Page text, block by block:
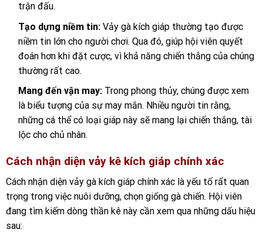
trận đấu.
Tạo dựng niềm tin:Vảy gà kích giáp thường tạo được
niềm tin lớn cho người chơi. Qua đó, giúp hội viên quyết
đoán hơn khi đặt cược, vì khả năng chiến thắng của chúng
thường rất cao.
Mang đến vận may:Trong phong thủy, chúng được xem
là biểu tượng của sự may mắn. Nhiều người tin rằng,
những cá thể có loại giáp này sẽ mang lại chiến thắng, tài
lộc cho chủ nhân.
Cách nhận diện vảy kê kích giáp chính xác
Cách nhận diện vảy gà kích giáp chính xác là yếu tố rất quan
trọng trong việc nuôi dưỡng, chọn giống gà chiến. Hội viên
đang tìm kiếm dòng thần kê này cần xem qua những dấu hiệu
sau: